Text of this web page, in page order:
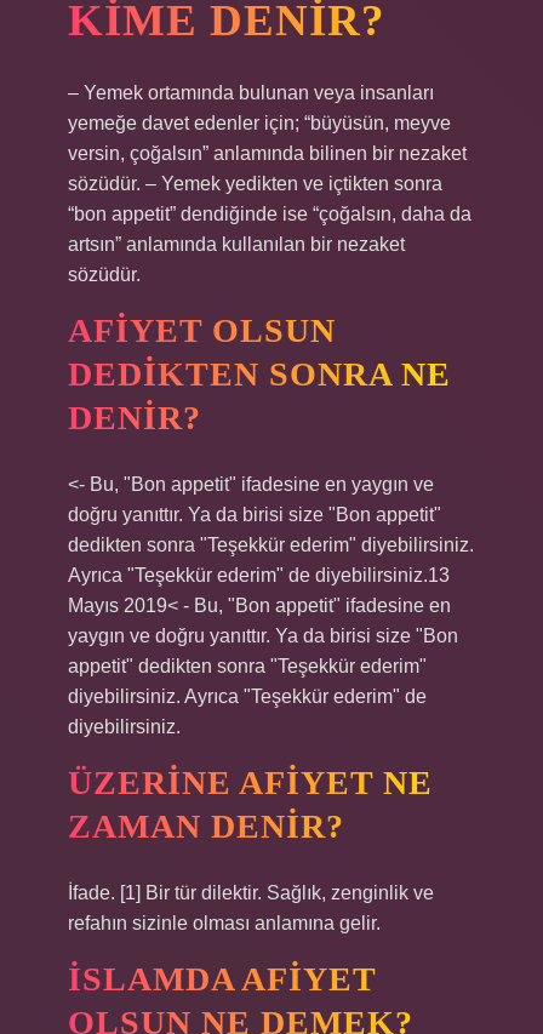
KIME DENIR?
– Yemek ortamında bulunan veya insanları
yemeğe davet edenler için; “büyüsün, meyve
versin, çoğalsın” anlamında bilinen bir nezaket
sözüdür. – Yemek yedikten ve içtikten sonra
“bon appetit” dendiğinde ise “çoğalsın, daha da
artsın” anlamında kullanılan bir nezaket
sözüdür.
AFIYET OLSUN
DEDIKTEN SONRA NE
DENIR?
<- Bu, "Bon appetit" ifadesine en yaygın ve
doğru yanıttır. Ya da birisi size "Bon appetit"
dedikten sonra "Teşekkür ederim" diyebilirsiniz.
Ayrıca "Teşekkür ederim" de diyebilirsiniz.13
Mayıs 2019< - Bu, "Bon appetit" ifadesine en
yaygın ve doğru yanıttır. Ya da birisi size "Bon
appetit" dedikten sonra "Teşekkür ederim"
diyebilirsiniz. Ayrıca "Teşekkür ederim" de
diyebilirsiniz.
ÜZERINE AFIYET NE
ZAMAN DENIR?
İfade. [1] Bir tür dilektir. Sağlık, zenginlik ve
refahın sizinle olması anlamına gelir.
İSLAMDA AFIYET
OLSUN NE DEMEK?